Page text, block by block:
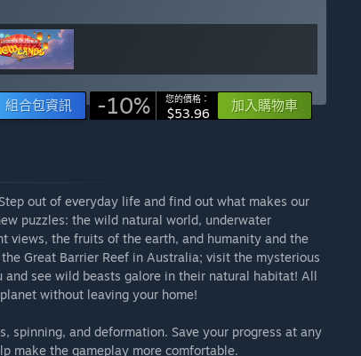
組合包資訊 -10% 您的價格：
$53.96 加入購物車
out of everyday life and find out what makes our
puzzles: the wild natural world, underwater
views, the fruits of the earth, and humanity and the
Great Barrier Reef in Australia; visit the mysterious
and see wild beasts galore in their natural habitat! All
without leaving your home!
spinning, and deformation. Save your progress at any
make the gameplay more comfortable.